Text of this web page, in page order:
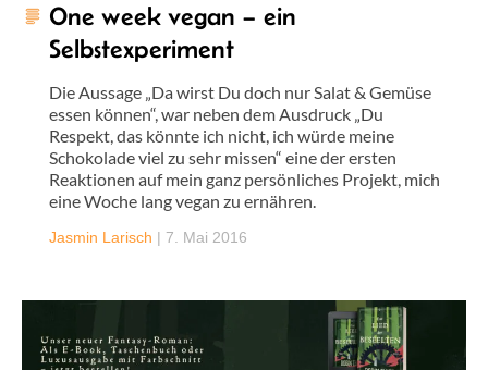
One week vegan – ein
Selbstexperiment
Die Aussage „Da wirst Du doch nur Salat & Gemüse
essen können“, war neben dem Ausdruck „Du
Respekt, das könnte ich nicht, ich würde meine
Schokolade viel zu sehr missen“ eine der ersten
Reaktionen auf mein ganz persönliches Projekt, mich
eine Woche lang vegan zu ernähren.
Jasmin Larisch | 7. Mai 2016